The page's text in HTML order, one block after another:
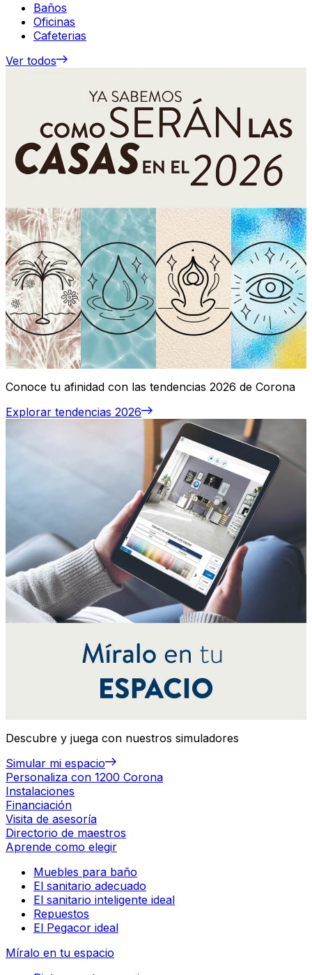
Baños
Oficinas
Cafeterias
Ver todos
Conoce tu afinidad con las tendencias 2026 de Corona
Explorar tendencias 2026
Descubre y juega con nuestros simuladores
Simular mi espacio
Personaliza con 1200 Corona
Instalaciones
Financiación
Visita de asesoría
Directorio de maestros
Aprende como elegir
Muebles para baño
El sanitario adecuado
El sanitario inteligente ideal
Repuestos
El Pegacor ideal
Míralo en tu espacio